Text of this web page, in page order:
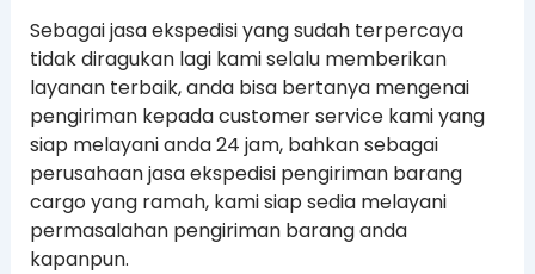
Sebagai jasa ekspedisi yang sudah terpercaya
tidak diragukan lagi kami selalu memberikan
layanan terbaik, anda bisa bertanya mengenai
pengiriman kepada customer service kami yang
siap melayani anda 24 jam, bahkan sebagai
perusahaan jasa ekspedisi pengiriman barang
cargo yang ramah, kami siap sedia melayani
permasalahan pengiriman barang anda
kapanpun.